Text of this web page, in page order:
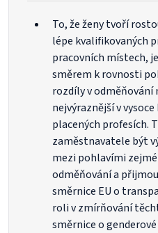
To, že ženy tvoří
lépe kvalifikovaných
pracovních místech,
směrem k rovnosti
rozdíly v
nejvýraznější v
placených profesích.
zaměstnavatele být
mezi pohlavími
odměňování a
směrnice EU o
roli v zmírňování
směrnice o